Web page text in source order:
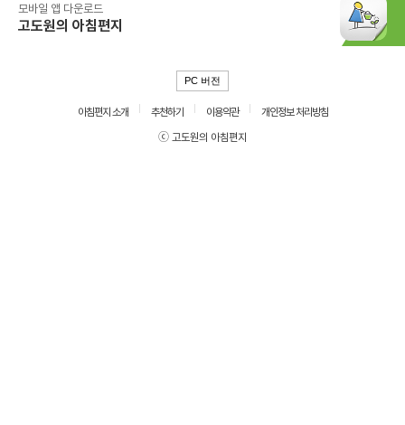
모바일 앱 다운로드
고도원의 아침편지
PC 버전
아침편지 소개 추천하기 이용약관
개인정보 처리방침
ⓒ 고도원의 아침편지